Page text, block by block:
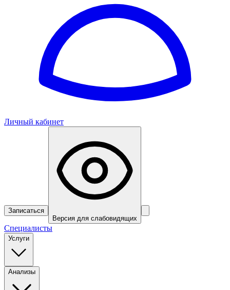
Личный кабинет
Записаться
Версия для слабовидящих
Специалисты
Услуги
Анализы